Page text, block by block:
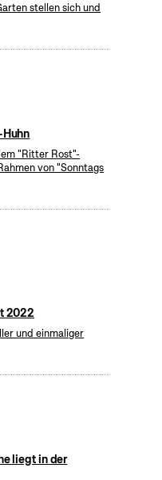
stellen sich und
"Ritter Rost"-
von "Sonntags
2022
und einmaliger
liegt in der